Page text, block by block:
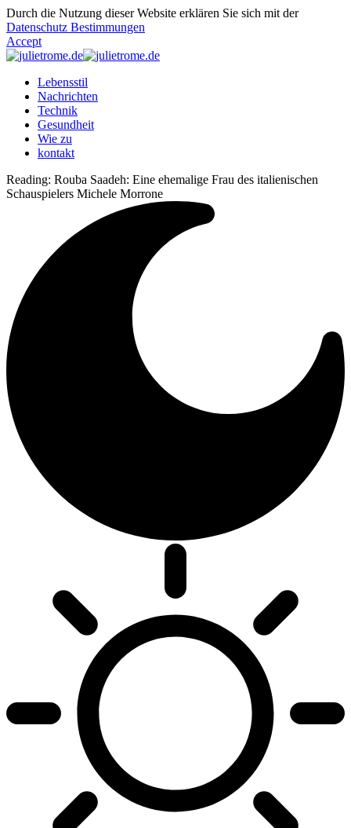
Durch die Nutzung dieser Website erklären Sie sich mit der
Datenschutz Bestimmungen
Accept
Lebensstil
Nachrichten
Technik
Gesundheit
Wie zu
kontakt
Reading: Rouba Saadeh: Eine ehemalige Frau des italienischen
Schauspielers Michele Morrone